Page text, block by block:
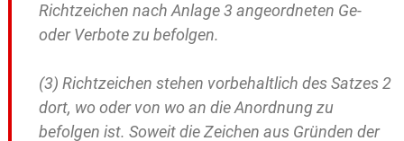
Richtzeichen nach Anlage 3 angeordneten Ge-
oder Verbote zu befolgen.
(3) Richtzeichen stehen vorbehaltlich des Satzes 2
dort, wo oder von wo an die Anordnung zu
befolgen ist. Soweit die Zeichen aus Gründen der